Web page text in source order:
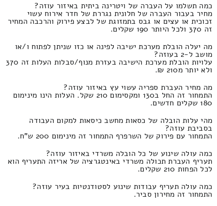
כמה תשלמו על העברה של ויטרינה ביתית באיזור עוזה?
מחיר בעבור העברה של חלונית נגררת של חדר אירוח עשוי
זכוכית או עצים או גבס בתמזוגת של לבצע פירוק והרכבה המחיר
זה 370 ולכל היותר 190 שקלים.
מה יעלה הובלת מערכת ישיבה לפינה או כזו שניתן לפתוח ו/או
מושב ל-2 בעוזה?
עלויות הובלת מערכת הישיבה בעזרת מנוף/סבלות העלות זה 370
ולא יותר מ210 ₪.
מה מחיר העברת ספריה עשוי עץ באיזור עוזה?
התמחור זה החל ב130 ומקסימום 210 שקל. העלות הינו מינימום
180 שקלים חדשים.
מהי עלות הובלה של כסאות מחשב כיסאות למקום העבודה
בסביבת עוזה?
התמחור עם פירוק של השרפרף התמחור זה מינימום 200 ש"ח.
כמה עולה שינוע של כל הובלה משרדי באיזור עוזה?
תעריף העברת תכולה משרדי באינטגרציה של אריזה התעריף הוא
לכל הפחות 210 שקלים.
כמה עולה תעריף עבודות שינוע לסטודנטיות בעיר עוזה?
התמחור זה מחירון סביר.